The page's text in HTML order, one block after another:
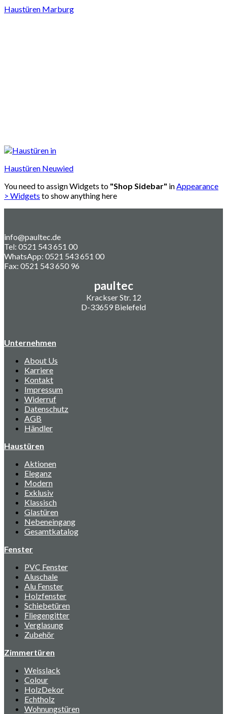
Haustüren Marburg
Haustüren Neuwied
You need to assign Widgets to "Shop Sidebar" inAppearance
> Widgets to show anything here
info@paultec.de
Tel: 0521 543 651 00
WhatsApp: 0521 543 651 00
Fax: 0521 543 650 96
paultec
Krackser Str. 12
D-33659 Bielefeld
Unternehmen
About Us
Karriere
Kontakt
Impressum
Widerruf
Datenschutz
AGB
Händler
Haustüren
Aktionen
Eleganz
Modern
Exklusiv
Klassisch
Glastüren
Nebeneingang
Gesamtkatalog
Fenster
PVC Fenster
Aluschale
Alu Fenster
Holzfenster
Schiebetüren
Fliegengitter
Verglasung
Zubehör
Zimmertüren
Weisslack
Colour
HolzDekor
Echtholz
Wohnungstüren